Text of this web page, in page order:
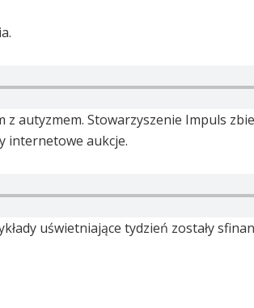
autyzmem. Stowarzyszenie Impuls
internetowe aukcje.
uświetniające tydzień zostały